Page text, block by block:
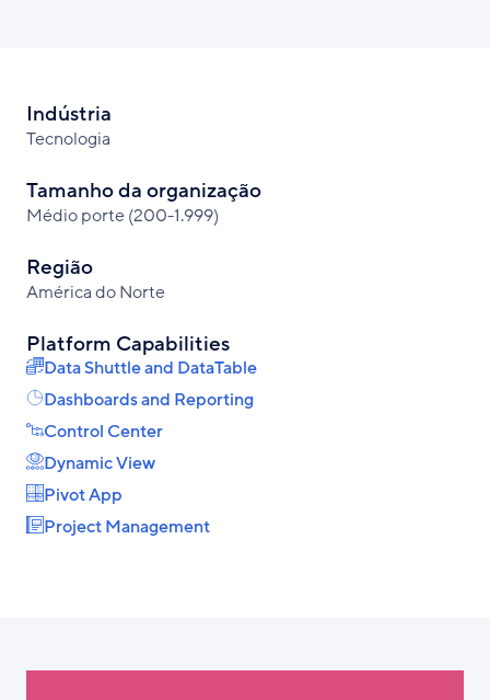
Indústria
Tecnologia
Tamanho da organização
Médio porte (200-1.999)
Região
América do Norte
Platform Capabilities
Data Shuttle and DataTable
Dashboards and Reporting
Control Center
Dynamic View
Pivot App
Project Management